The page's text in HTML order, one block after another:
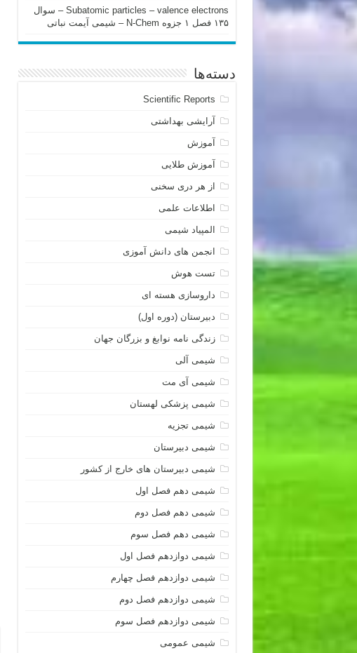
Subatomic particles – valence electrons – سوال
۱۳۵ فصل ۱ جزوه N-Chem – شیمی آیمت نباتی
دسته‌ها
Scientific Reports
آرایشی بهداشتی
آموزش
آموزش طلایی
از هر دری سخنی
اطلاعات علمی
المپیاد شیمی
انجمن های دانش آموزی
تست هوش
داروسازی هسته ای
دبیرستان (دوره اول)
زندگی نامه نوابغ و بزرگان جهان
شیمی آلی
شیمی آی مت
شیمی پزشکی لهستان
شیمی تجزیه
شیمی دبیرستان
شیمی دبیرستان های خارج از کشور
شیمی دهم فصل اول
شیمی دهم فصل دوم
شیمی دهم فصل سوم
شیمی دوازدهم فصل اول
شیمی دوازدهم فصل چهارم
شیمی دوازدهم فصل دوم
شیمی دوازدهم فصل سوم
شیمی عمومی